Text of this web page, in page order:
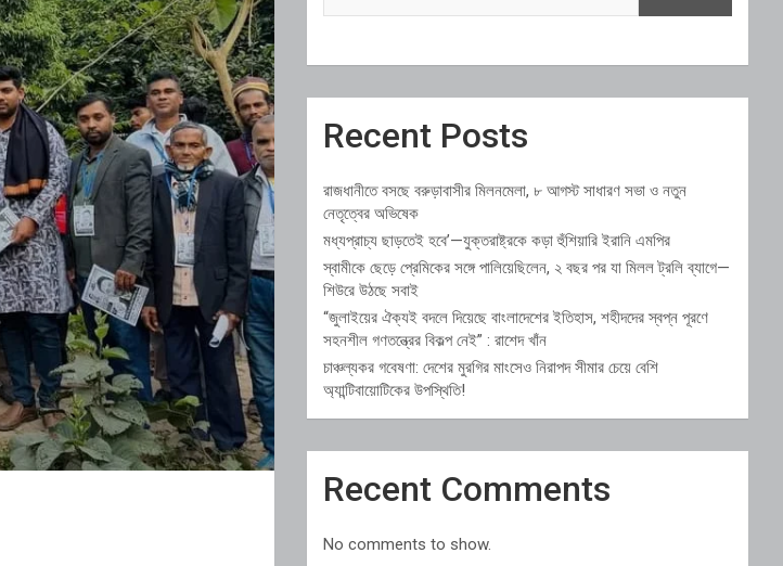
Recent Posts
রাজধানীতে বসছে বরুড়াবাসীর মিলনমেলা, ৮ আগস্ট সাধারণ সভা ও নতুন
নেতৃত্বের অভিষেক
মধ্যপ্রাচ্য ছাড়তেই হবে’—যুক্তরাষ্ট্রকে কড়া হুঁশিয়ারি ইরানি এমপির
স্বামীকে ছেড়ে প্রেমিকের সঙ্গে পালিয়েছিলেন, ২ বছর পর যা মিলল ট্রলি ব্যাগে—
শিউরে উঠছে সবাই
“জুলাইয়ের ঐক্যই বদলে দিয়েছে বাংলাদেশের ইতিহাস, শহীদদের স্বপ্ন পূরণে
সহনশীল গণতন্ত্রের বিকল্প নেই” : রাশেদ খাঁন
চাঞ্চল্যকর গবেষণা: দেশের মুরগির মাংসেও নিরাপদ সীমার চেয়ে বেশি
অ্যান্টিবায়োটিকের উপস্থিতি!
Recent Comments
No comments to show.